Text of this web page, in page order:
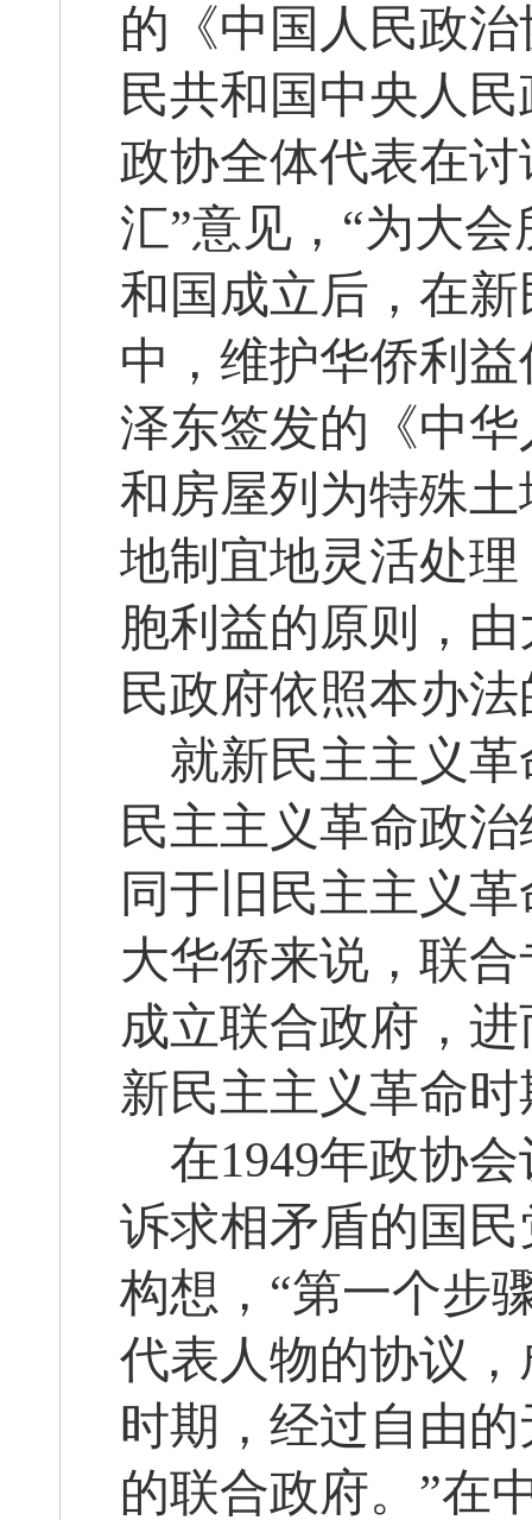
的《中国人民政
民共和国中央人
政协全体代表在
汇”意见，“为大
和国成立后，在
中，维护华侨利
泽东签发的《中
和房屋列为特殊
地制宜地灵活处
胞利益的原则，
民政府依照本办
就新民主主义
民主主义革命政
同于旧民主主义
大华侨来说，联
成立联合政府，
新民主主义革命
在1949年政协
诉求相矛盾的国
构想，“第一个步
代表人物的协议
时期，经过自由
的联合政府。”在